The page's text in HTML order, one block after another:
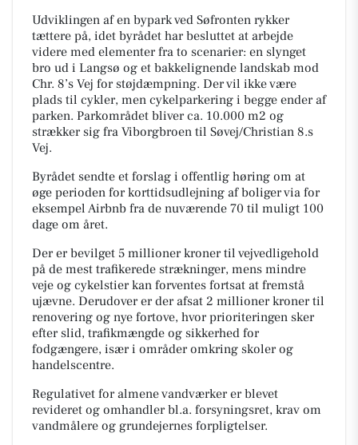
Udviklingen af en bypark ved Søfronten rykker
tættere på, idet byrådet har besluttet at arbejde
videre med elementer fra to scenarier: en slynget
bro ud i Langsø og et bakkelignende landskab mod
Chr. 8’s Vej for støjdæmpning. Der vil ikke være
plads til cykler, men cykelparkering i begge ender af
parken. Parkområdet bliver ca. 10.000 m2 og
strækker sig fra Viborgbroen til Søvej/Christian 8.s
Vej.
Byrådet sendte et forslag i offentlig høring om at
øge perioden for korttidsudlejning af boliger via for
eksempel Airbnb fra de nuværende 70 til muligt 100
dage om året.
Der er bevilget 5 millioner kroner til vejvedligehold
på de mest trafikerede strækninger, mens mindre
veje og cykelstier kan forventes fortsat at fremstå
ujævne. Derudover er der afsat 2 millioner kroner til
renovering og nye fortove, hvor prioriteringen sker
efter slid, trafikmængde og sikkerhed for
fodgængere, især i områder omkring skoler og
handelscentre.
Regulativet for almene vandværker er blevet
revideret og omhandler bl.a. forsyningsret, krav om
vandmålere og grundejernes forpligtelser.